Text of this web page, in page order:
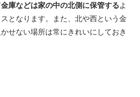
庫などは家の中の北側に保管するよ
となります。また、北や西という金
せない場所は常にきれいにしておき